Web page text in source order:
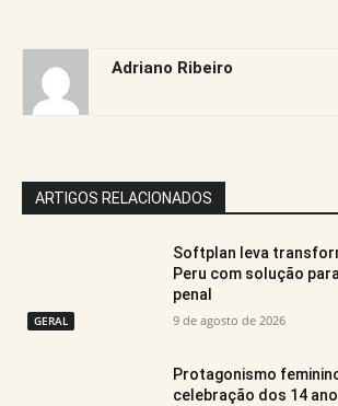
Adriano Ribeiro
ARTIGOS RELACIONADOS
GERAL
Softplan leva
Peru com solução
penal
9 de agosto de 2026
Protagonismo
celebração dos 14